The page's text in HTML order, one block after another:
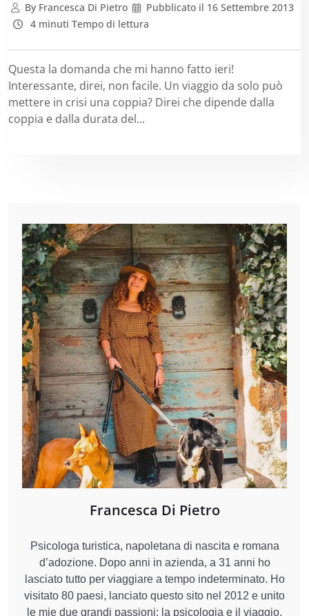
ByFrancesca Di Pietro Pubblicato il 16 Settembre 2013
4 minuti Tempo di lettura
Questa la domanda che mi hanno fatto ieri!
Interessante, direi, non facile. Un viaggio da solo può
mettere in crisi una coppia? Direi che dipende dalla
coppia e dalla durata del...
Francesca Di Pietro
Psicologa turistica, napoletana di nascita e romana
d’adozione. Dopo anni in azienda, a 31 anni ho
lasciato tutto per viaggiare a tempo indeterminato. Ho
visitato 80 paesi, lanciato questo sito nel 2012 e unito
le mie due grandi passioni: la psicologia e il viaggio.